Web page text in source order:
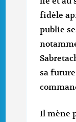
fidèle
publie
sa
Il mène